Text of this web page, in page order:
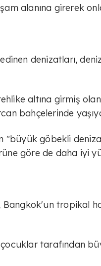
alanına girerek
denizatları,
altına girmiş
bahçelerinde
"büyük göbekli
göre de daha iyi
tropikal
tarafından